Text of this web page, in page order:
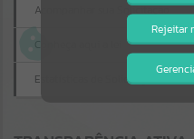
Por
Acompanhar sua Solicitação
Estatísticas de Solicitações
Rejeitar
Isto significa que
providenciados